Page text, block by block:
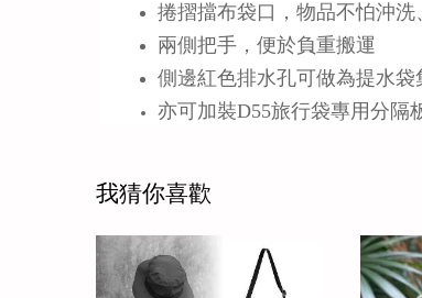
捲摺擋布袋口，物品不怕沖洗
兩側把手，便於負重搬運
側邊紅色排水孔可做為提水袋
亦可加裝D55旅行袋專用分隔
我猜你喜歡